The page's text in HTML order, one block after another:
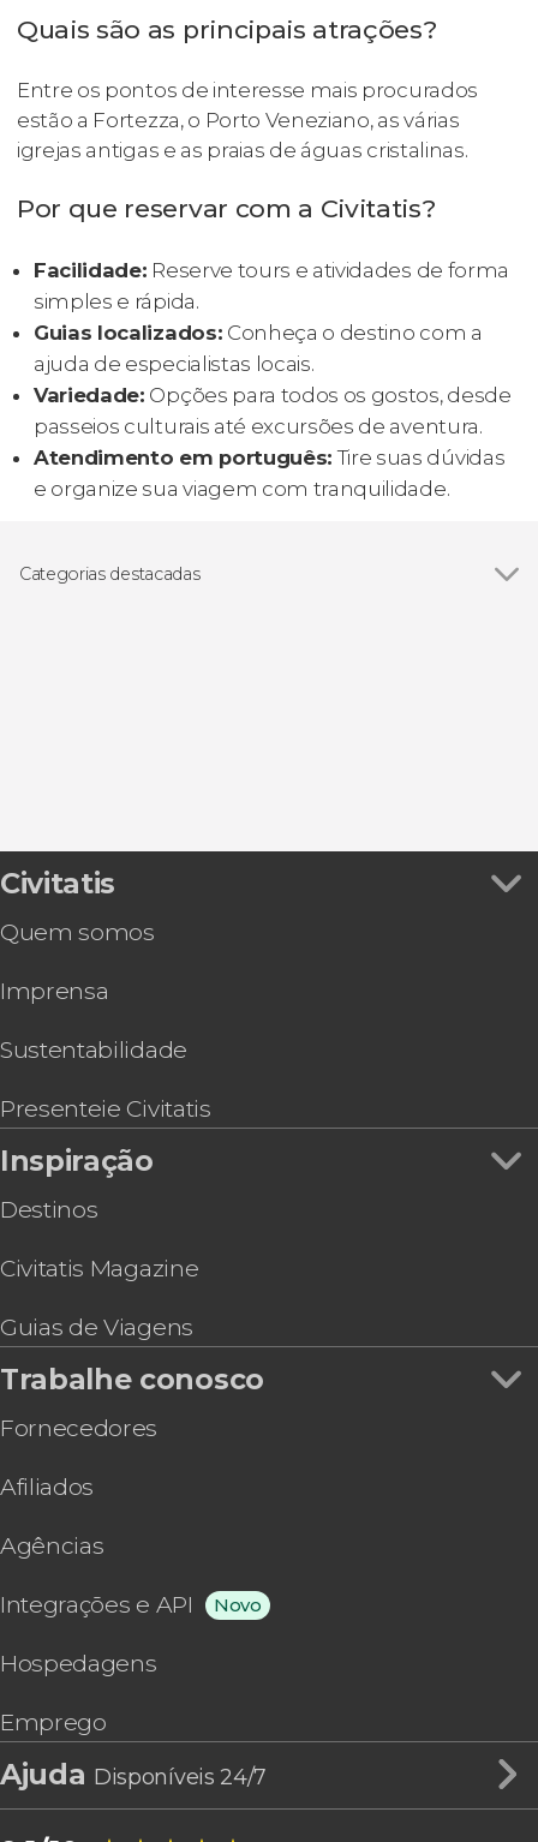
Quais são as principais atrações?
Entre os pontos de interesse mais procurados
estão a Fortezza, o Porto Veneziano, as várias
igrejas antigas e as praias de águas cristalinas.
Por que reservar com a Civitatis?
Facilidade: Reserve tours e atividades de forma
simples e rápida.
Guias localizados: Conheça o destino com a
ajuda de especialistas locais.
Variedade: Opções para todos os gostos, desde
passeios culturais até excursões de aventura.
Atendimento em português: Tire suas dúvidas
e organize sua viagem com tranquilidade.
Categorias destacadas
Civitatis
Quem somos
Imprensa
Sustentabilidade
Presenteie Civitatis
Inspiração
Destinos
Civitatis Magazine
Guias de Viagens
Trabalhe conosco
Fornecedores
Afiliados
Agências
Integrações e API Novo
Hospedagens
Emprego
Ajuda Disponíveis 24/7